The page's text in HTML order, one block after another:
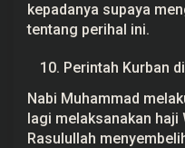
kepadanya supaya
tentang perihal ini.
Perintah Kurban
Nabi Muhammad
lagi melaksanakan haji
Rasulullah